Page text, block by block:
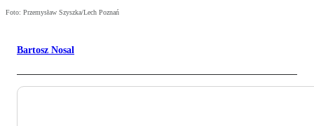
Foto: Przemysław Szyszka/Lech Poznań
Bartosz Nosal